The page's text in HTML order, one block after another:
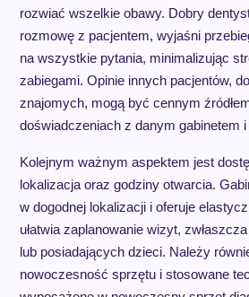
rozwiać wszelkie obawy. Dobry
rozmowę z pacjentem, wyjaśni
na wszystkie pytania, minimalizując
zabiegami. Opinie innych pacjentów,
znajomych, mogą być cennym
doświadczeniach z danym gabinetem
Kolejnym ważnym aspektem jest
lokalizacja oraz godziny otwarcia.
w dogodnej lokalizacji i oferuje
ułatwia zaplanowanie wizyt,
lub posiadających dzieci. Należy
nowoczesność sprzętu i stosowane